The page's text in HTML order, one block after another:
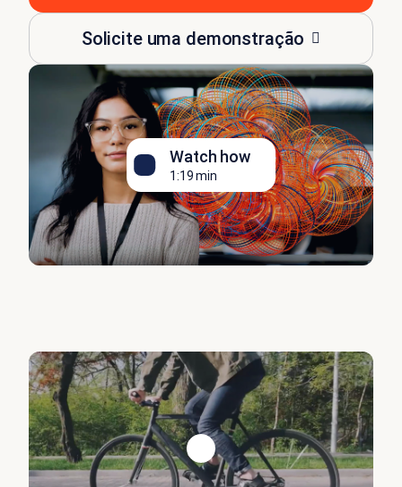
Solicite uma demonstração
Watch how
1:19 min